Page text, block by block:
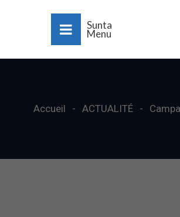
Sunta
Menu
Accueil ACTUALITÉ